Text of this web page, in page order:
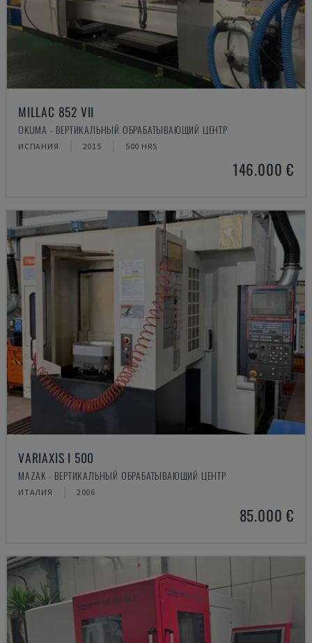
MILLAC 852 VII
OKUMA - ВЕРТИКАЛЬНЫЙ ОБРАБАТЫВАЮЩИЙ ЦЕНТР
ИСПАНИЯ 2015 500 HRS
146.000 €
VARIAXIS I 500
MAZAK - ВЕРТИКАЛЬНЫЙ ОБРАБАТЫВАЮЩИЙ ЦЕНТР
ИТАЛИЯ 2006
85.000 €